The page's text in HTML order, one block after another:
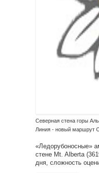
Северная стена горы
Линия - новый маршрут
«Ледорубоносные»
стене Mt. Alberta
дня, сложность